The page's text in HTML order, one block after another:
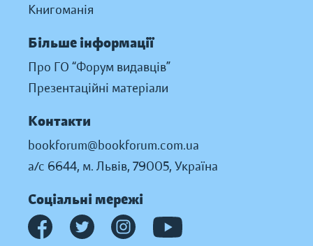
Книгоманія
Більше інформації
Про ГО “Форум видавців”
Презентаційні матеріали
Контакти
bookforum@bookforum.com.ua
а/с 6644, м. Львів, 79005, Україна
Соціальні мережі